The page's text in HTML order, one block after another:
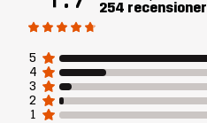
Skapad för
Artikelnummer 14275_2234
254 recensioner
5
4
3
2
1